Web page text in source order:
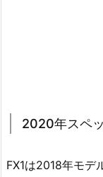
2020年スペ
FX1は2018年モデ